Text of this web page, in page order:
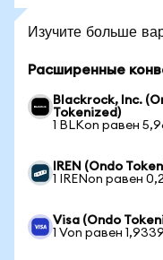
Изучите больше
Расширенные
Blackrock, Inc.
Tokenized)
1 BLKon равен
IREN (Ondo
1 IRENon равен
Visa (Ondo
1 Von равен